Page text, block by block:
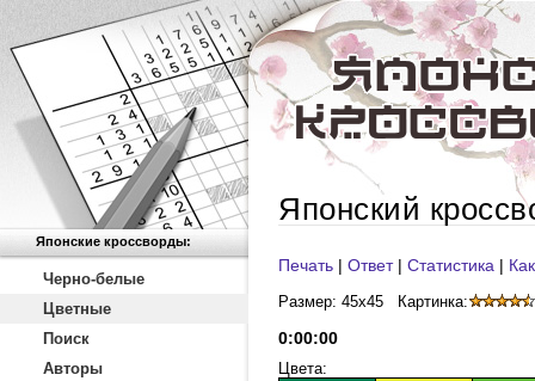
Японские кроссворды:
Черно-белые
Цветные
Поиск
Авторы
Японский
Печать | Ответ| Статистика |
Размер: 45x45 Картинка:
0:00:00
Цвета: